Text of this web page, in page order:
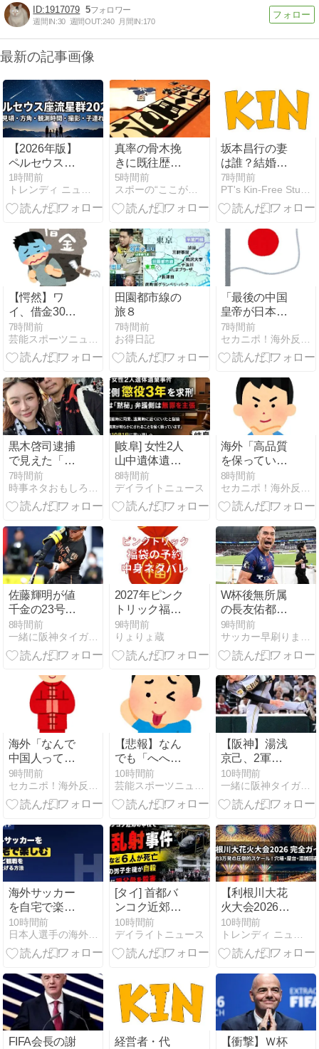
1917079 5
週間IN:30 週間OUT:240 月間IN:170
最新の記事画像
【2026年版】
ペルセウス座
流星群の見頃
はいつ？見え
る方角・観測
物・スマホ撮
影・子連れ対
策まで徹底解
1時間前
トレンディ ニュース マガジン
真率の骨木挽
きに既往歴を
問われたが、
記銘するのを
忘れてました
5時間前
スポーの“ここがヘンだよ闘牛士！”
坂本昌行の妻
は誰？結婚や
プロフィー
ル・学歴・経
歴を紹介
7時間前
PT's Kin-Free Studio
【愕然】ワ
イ、借金300
万円を5年か
けて完済した
結果とんでも
る・・・・・・
7時間前
田園都市線の
旅８
7時間前
お得日記
「最後の中国
皇帝が日本の
傀儡国家のト
ップだったな
んて・・・
外の反応】
7時間前
黒木啓司逮捕
で見えた「限
界の目つき」
夫婦の本音を
武道視点で読
7時間前
[岐阜] 女性2人
山中遺体遺
棄・犯行に及
んだ内縁の夫
との共謀が裁
8時間前
デイライトニュース
海外「高品質
を保っている
昔からあるブ
ランドは？」
もちろんあの
も・・・？
【海外の反
応】
8時間前
佐藤輝明が値
千金の23号先
制2ラン！カ
ーブを完璧に
捉えた悶絶の
画とチーム内
本塁打王争い
の行方
8時間前
一緒に阪神タイガースを応援しよう！
2027年ピンク
トリック福袋
の中身ネタバ
レは？予約開
始日や購入方
も！
9時間前
りょりょ蔵
W杯後無所属
の長友佑都、
東京のJ1開幕
戦に来場「皆
様へご挨拶さ
ます」
9時間前
海外「なんで
中国人ってい
つも怒鳴って
るの？」なぜ
か日本人のこ
者も現る(?)
【海外の反
応】
9時間前
【悲報】なん
でも「へへっ
ｗ」って誤魔
化してきたワ
イの末路がこ
ｗｗｗｗｗｗ
10時間前
【阪神】湯浅
京己、2軍連
投テストの
『衝撃の結
果』…首脳陣
させた「意外
な数字」と1
軍昇格のタイ
ムリミット
10時間前
一緒に阪神タイガースを応援しよう！
海外サッカー
を自宅で楽し
むには？テレ
ビ観戦を盛り
上げる方法
10時間前
日本人選手の海外挑戦速報：最新の成果と課題
[タイ] 首都バ
ンコク近郊の
学校で銃乱射
事件 男子生徒
(14)が発砲...
10時間前
デイライトニュース
【利根川大花
火大会2026】
完全ガイド｜
穴場スポット
7選・屋台・
れ混雑回避と
帰り道まで徹
底解説
10時間前
FIFA会長の謝
経営者・代
【衝撃】Ｗ杯